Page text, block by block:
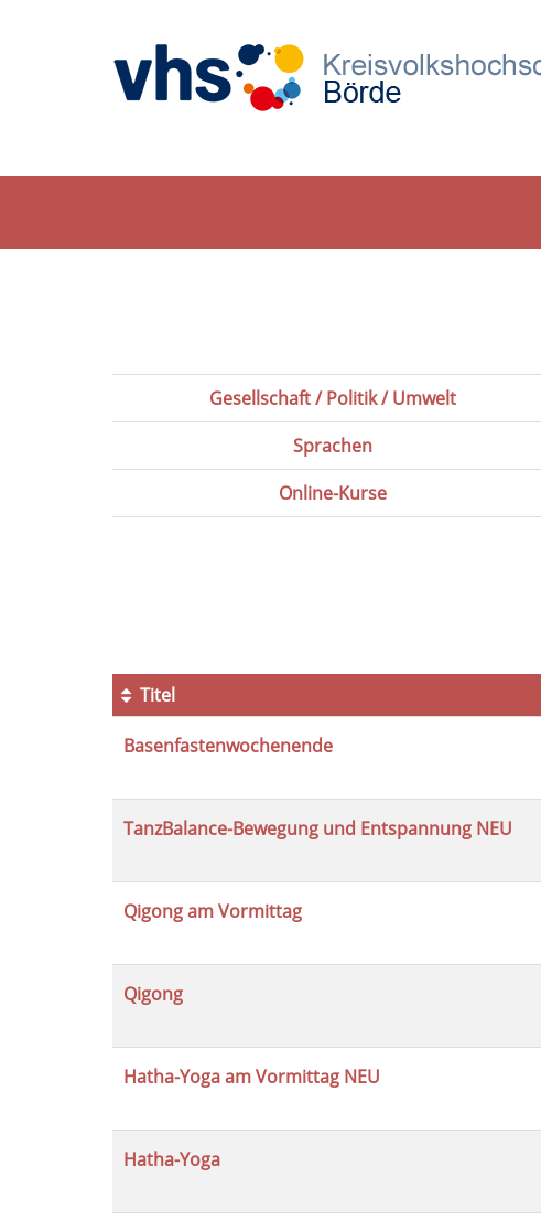
Gesellschaft / Politik / Umwelt
Sprachen
Online-Kurse
Tabellenüberschriften
sortiert
werden.
Titel
Basenfastenwochenende
TanzBalance-Bewegung und Entspannung NEU
Qigong am Vormittag
Qigong
Hatha-Yoga am Vormittag NEU
Hatha-Yoga